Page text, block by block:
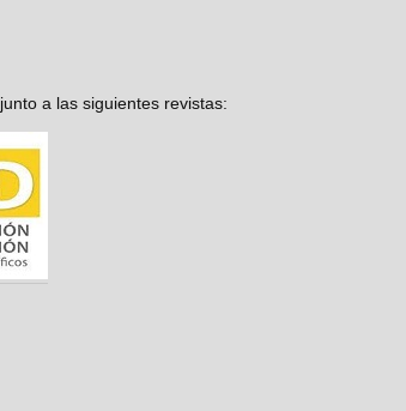
junto a las siguientes revistas: